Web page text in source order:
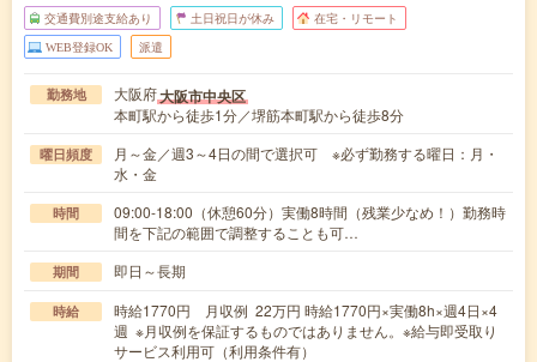
交通費別途支給あり 土日祝日が休み 在宅・リモート
WEB登録OK 派遣
勤務地 大阪府大阪市中央区
本町駅から徒歩1分／堺筋本町駅から徒歩8分
曜日頻度
月～金／週3～4日の間で選択可 ※必ず勤務する曜日：月・
水・金
時間
09:00-18:00（休憩60分）実働8時間（残業少なめ！）勤務時
間を下記の範囲で調整することも可…
期間 即日～長期
時給
時給1770円 月収例 22万円 時給1770円×実働8h×週4日×4
週 ※月収例を保証するものではありません。※給与即受取り
サービス利用可（利用条件有）